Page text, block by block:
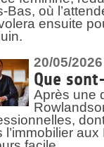
Bas, où
ensuite
20/05/2026
Que
Après une
l’immobilier